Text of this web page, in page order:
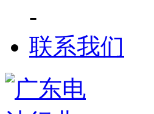
-
联系我们